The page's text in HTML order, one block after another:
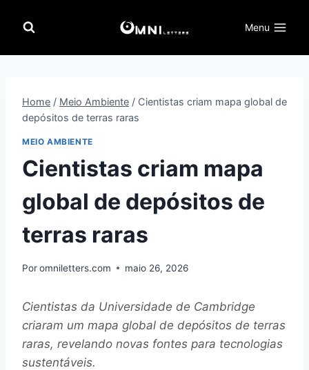
para
Menu
Home / Meio Ambiente / Cientistas criam mapa global de
depósitos de terras raras
MEIO AMBIENTE
Cientistas criam mapa
global de depósitos de
terras raras
Poromniletters.com maio 26, 2026
Cientistas da Universidade de Cambridge
criaram um mapa global de depósitos de terras
raras, revelando novas fontes para tecnologias
sustentáveis.